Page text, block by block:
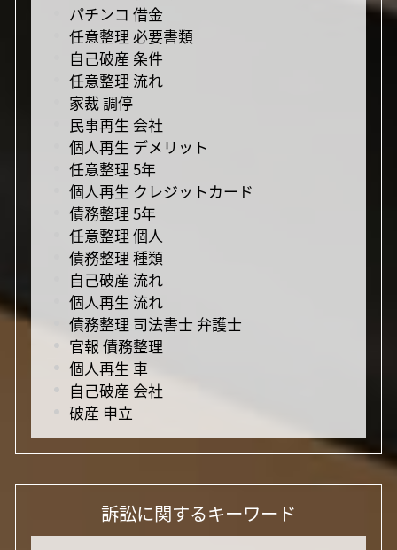
パチンコ 借金
任意整理 必要書類
自己破産 条件
任意整理 流れ
家裁 調停
民事再生 会社
個人再生 デメリット
任意整理 5年
個人再生 クレジットカード
債務整理 5年
任意整理 個人
債務整理 種類
自己破産 流れ
個人再生 流れ
債務整理 司法書士 弁護士
官報 債務整理
個人再生 車
自己破産 会社
破産 申立
訴訟に関するキーワード